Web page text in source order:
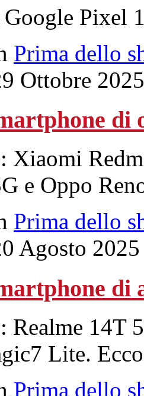
Google Pixel
Prima dello
Ottobre
di
Xiaomi
e Oppo
Prima dello
Agosto
di
Realme 14T
Lite.
Prima dello